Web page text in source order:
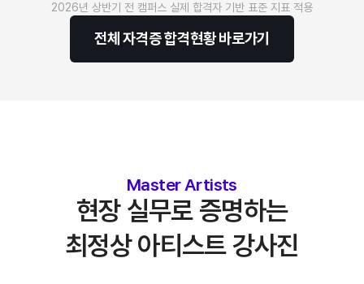
2026년 상반기 전 캠퍼스 실제 합격자 기반 표준 지표 적용
전체 자격증 합격현황 바로가기
Master Artists
현장 실무로 증명하는
최정상 아티스트 강사진